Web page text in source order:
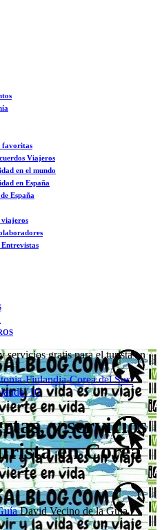
favoritas
Viajeros
en el mundo
en España
España
viajeros
servicios gratis para el turista en
Finlandia-Corea del Sur-
'10
y servicios
en Corea
David Vecino de la GuíaFollow
on
Send
an